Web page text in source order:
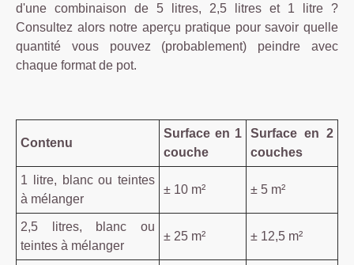
d'une combinaison de 5 litres, 2,5 litres et 1 litre ?
Consultez alors notre aperçu pratique pour savoir quelle
quantité vous pouvez (probablement) peindre avec
chaque format de pot.
Contenu
Surface en 1
couche
Surface en 2
couches
1 litre, blanc ou teintes
à mélanger
± 10 m² ± 5 m²
2,5 litres, blanc ou
teintes à mélanger
± 25 m² ± 12,5 m²